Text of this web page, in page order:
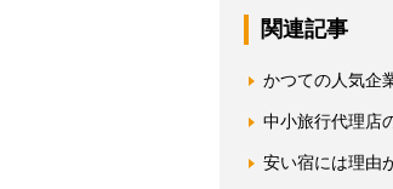
関連記事
かつての人気企
中小旅行代理店
安い宿には理由